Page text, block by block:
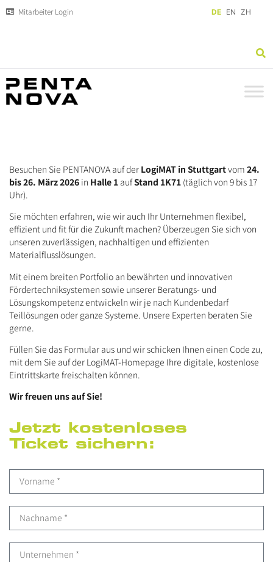
Mitarbeiter Login DE EN ZH
Besuchen Sie PENTANOVA auf der LogiMAT in Stuttgartvom 24.
bis 26. März 2026 in Halle 1 aufStand 1K71 (täglich von 9 bis 17
Uhr).
Sie möchten erfahren, wie wir auch Ihr Unternehmen flexibel,
effizient und fit für die Zukunft machen? Überzeugen Sie sich von
unseren zuverlässigen, nachhaltigen und effizienten
Materialflusslösungen.
Mit einem breiten Portfolio an bewährten und innovativen
Fördertechniksystemen sowie unserer Beratungs- und
Lösungskompetenz entwickeln wir je nach Kundenbedarf
Teillösungen oder ganze Systeme. Unsere Experten beraten Sie
gerne.
Füllen Sie das Formular aus und wir schicken Ihnen einen Code zu,
mit dem Sie auf der LogiMAT-Homepage Ihre digitale, kostenlose
Eintrittskarte freischalten können.
Wir freuen uns auf Sie!
Jetzt kostenloses
Ticket sichern: